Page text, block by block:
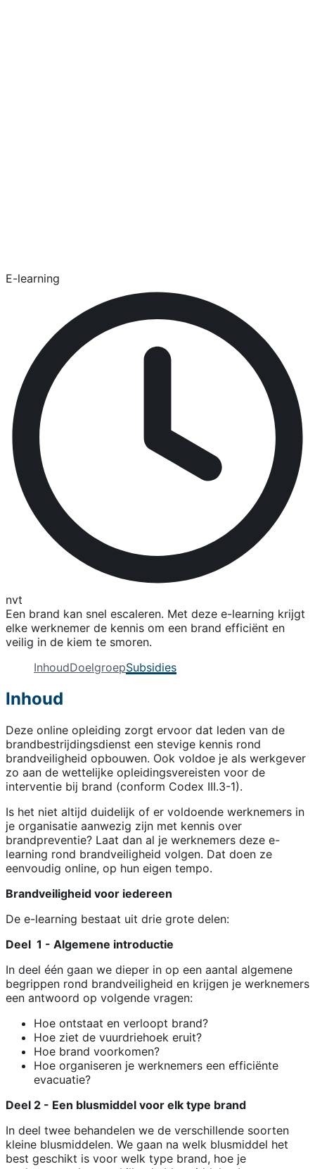
E-learning
nvt
Een brand kan snel escaleren. Met deze e-learning krijgt
elke werknemer de kennis om een brand efficiënt en
veilig in de kiem te smoren.
InhoudDoelgroepSubsidies
Inhoud
Deze online opleiding zorgt ervoor dat leden van de
brandbestrijdingsdienst een stevige kennis rond
brandveiligheid opbouwen. Ook voldoe je als werkgever
zo aan de wettelijke opleidingsvereisten voor de
interventie bij brand (conform Codex III.3-1).
Is het niet altijd duidelijk of er voldoende werknemers in
je organisatie aanwezig zijn met kennis over
brandpreventie? Laat dan al je werknemers deze e-
learning rond brandveiligheid volgen. Dat doen ze
eenvoudig online, op hun eigen tempo.
Brandveiligheid voor iedereen
De e-learning bestaat uit drie grote delen:
Deel 1 - Algemene introductie
In deel één gaan we dieper in op een aantal algemene
begrippen rond brandveiligheid en krijgen je werknemers
een antwoord op volgende vragen:
Hoe ontstaat en verloopt brand?
Hoe ziet de vuurdriehoek eruit?
Hoe brand voorkomen?
Hoe organiseren je werknemers een efficiënte
evacuatie?
Deel 2 - Een blusmiddel voor elk type brand
In deel twee behandelen we de verschillende soorten
kleine blusmiddelen. We gaan na welk blusmiddel het
best geschikt is voor welk type brand, hoe je